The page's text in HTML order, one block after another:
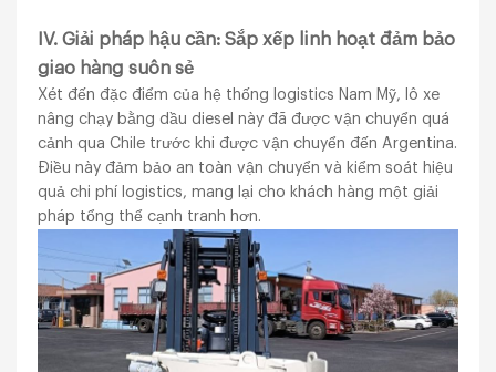
IV. Giải pháp hậu cần: Sắp xếp linh hoạt đảm bảo
giao hàng suôn sẻ
Xét đến đặc điểm của hệ thống logistics Nam Mỹ, lô xe
nâng chạy bằng dầu diesel này đã được vận chuyển quá
cảnh qua Chile trước khi được vận chuyển đến Argentina.
Điều này đảm bảo an toàn vận chuyển và kiểm soát hiệu
quả chi phí logistics, mang lại cho khách hàng một giải
pháp tổng thể cạnh tranh hơn.